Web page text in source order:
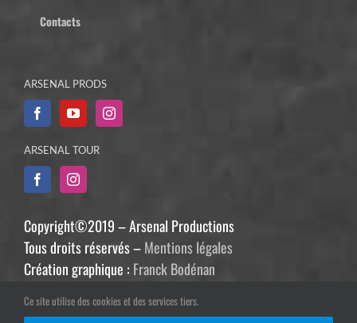
Contacts
ARSENAL PRODS
ARSENAL TOUR
Copyright©2019 – Arsenal Productions
Tous droits réservés –Mentions légales
Création graphique : Franck Bodénan
Ce site utilise des cookies et des services tiers.